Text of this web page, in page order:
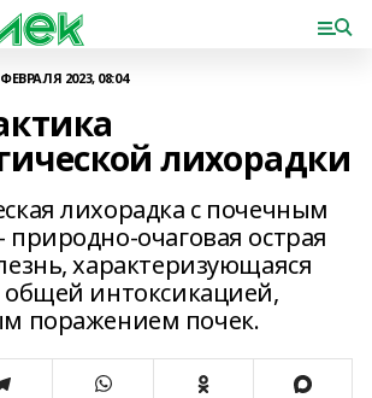
2023, 08:04
лихорадки
лихорадка с почечным
очаговая острая
характеризующаяся
интоксикацией,
поражением почек.